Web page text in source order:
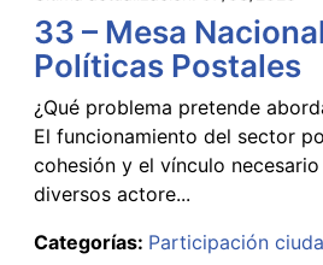
33 – Mesa
Políticas Postales
¿Qué problema pretende
El funcionamiento del sector
cohesión y el vínculo
diversos actore...
Categorías: Participación